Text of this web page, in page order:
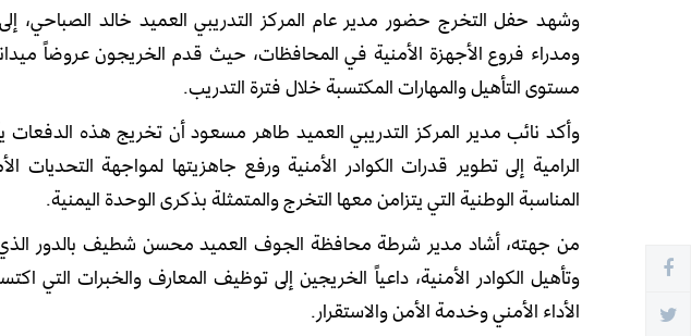
وشهد حفل التخرج حضور مدير عام المركز التدريبي العميد خالد الصباحي،
ومدراء فروع الأجهزة الأمنية في المحافظات، حيث قدم الخريجون عروضاً
مستوى التأهيل والمهارات المكتسبة خلال فترة التدريب.
وأكد نائب مدير المركز التدريبي العميد طاهر مسعود أن تخريج هذه الدفعات
الرامية إلى تطوير قدرات الكوادر الأمنية ورفع جاهزيتها لمواجهة التحديات
المناسبة الوطنية التي يتزامن معها التخرج والمتمثلة بذكرى الوحدة اليمنية.
من جهته، أشاد مدير شرطة محافظة الجوف العميد محسن شطيف بالدور الذي
وتأهيل الكوادر الأمنية، داعياً الخريجين إلى توظيف المعارف والخبرات التي
الأداء الأمني وخدمة الأمن والاستقرار.